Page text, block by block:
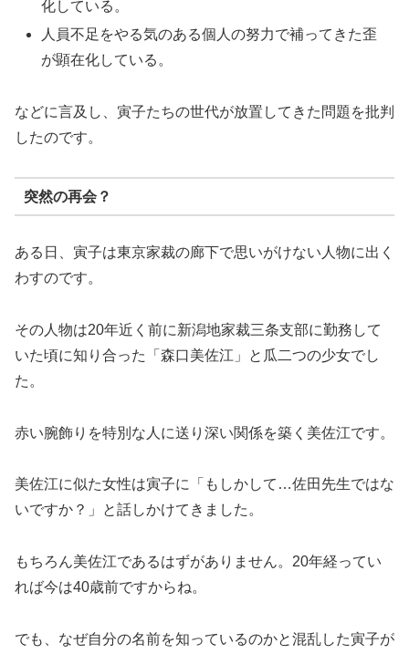
化している。
人員不足をやる気のある個人の努力で補ってきた歪
が顕在化している。
などに言及し、寅子たちの世代が放置してきた問題を批判
したのです。
突然の再会？
ある日、寅子は東京家裁の廊下で思いがけない人物に出く
わすのです。
その人物は20年近く前に新潟地家裁三条支部に勤務して
いた頃に知り合った「森口美佐江」と瓜二つの少女でし
た。
赤い腕飾りを特別な人に送り深い関係を築く美佐江です。
美佐江に似た女性は寅子に「もしかして…佐田先生ではな
いですか？」と話しかけてきました。
もちろん美佐江であるはずがありません。20年経ってい
れば今は40歳前ですからね。
でも、なぜ自分の名前を知っているのかと混乱した寅子が